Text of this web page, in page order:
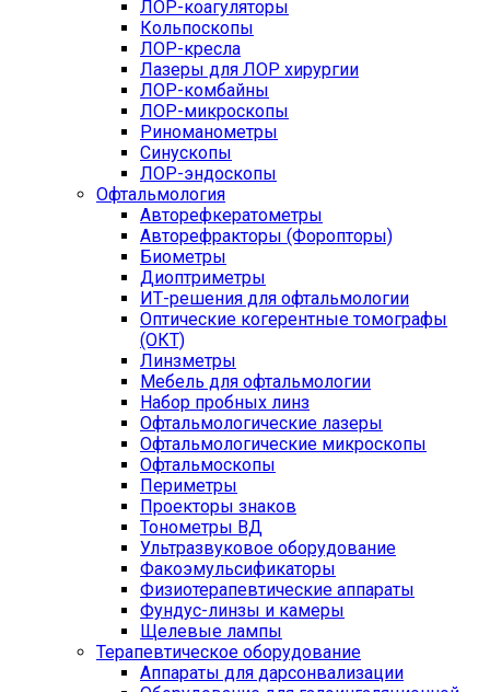
ЛОР-коагуляторы
Кольпоскопы
ЛОР-кресла
Лазеры для ЛОР хирургии
ЛОР-комбайны
ЛОР-микроскопы
Риноманометры
Синускопы
ЛОР-эндоскопы
Офтальмология
Авторефкератометры
Авторефракторы (Форопторы)
Биометры
Диоптриметры
ИТ-решения для офтальмологии
Оптические когерентные томографы
(ОКТ)
Линзметры
Мебель для офтальмологии
Набор пробных линз
Офтальмологические лазеры
Офтальмологические микроскопы
Офтальмоскопы
Периметры
Проекторы знаков
Тонометры ВД
Ультразвуковое оборудование
Факоэмульсификаторы
Физиотерапевтические аппараты
Фундус-линзы и камеры
Щелевые лампы
Терапевтическое оборудование
Аппараты для дарсонвализации